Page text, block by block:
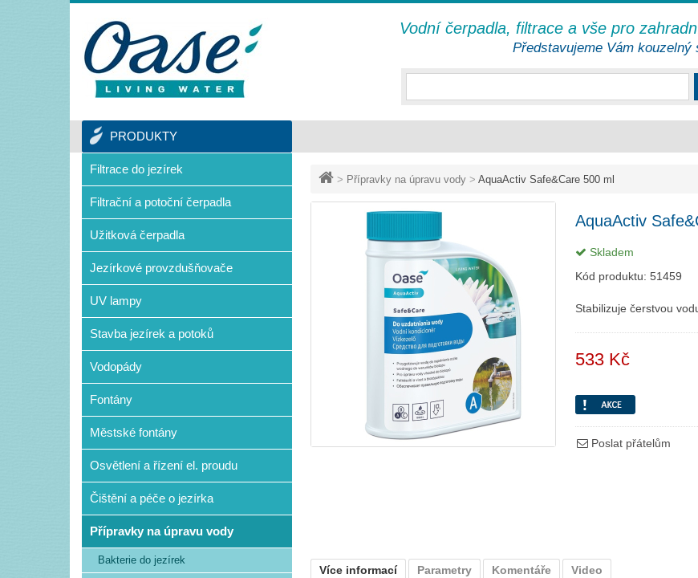
> Přípravky na úpravu vody > AquaActiv Safe&Care 500 ml
AquaActiv
Skladem
Kód produktu: 51459
Stabilizuje čerstvou
533 Kč
Poslat přátelům
Více informací Parametry Komentáře Video
PRODUKTY
Filtrace do jezírek
Filtrační a potoční čerpadla
Užitková čerpadla
Jezírkové provzdušňovače
UV lampy
Stavba jezírek a potoků
Vodopády
Fontány
Městské fontány
Osvětlení a řízení el. proudu
Čištění a péče o jezírka
Přípravky na úpravu vody
Bakterie do jezírek
Vodní čerpadla, filtrace a vše pro
Představujeme Vám kouzelný